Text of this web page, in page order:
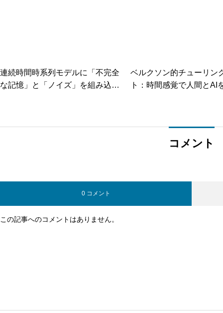
連続時間時系列モデルに「不完全
な記憶」と「ノイズ」を組み込む
ベルクソン的チューリン
ト：時間感覚で人間とAI
コメント
0 コメント
この記事へのコメントはありません。